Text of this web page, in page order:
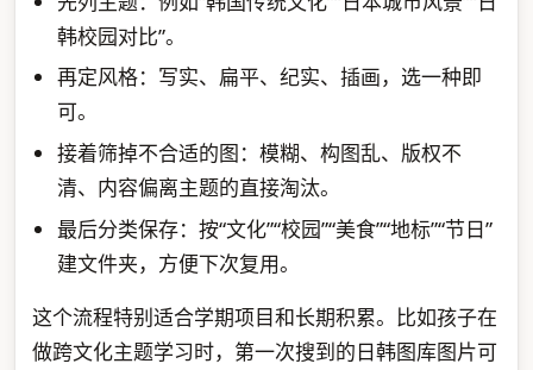
韩校园对比”。
再定风格：写实、扁平、纪实、插画，选一种即
可。
接着筛掉不合适的图：模糊、构图乱、版权不
清、内容偏离主题的直接淘汰。
最后分类保存：按“文化”“校园”“美食”“地标”“节日”
建文件夹，方便下次复用。
这个流程特别适合学期项目和长期积累。比如孩子在
做跨文化主题学习时，第一次搜到的日韩图库图片可